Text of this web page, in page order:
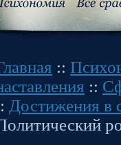
::
::
Достижения в